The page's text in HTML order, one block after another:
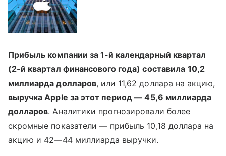
Прибыль компании за 1-й календарный квартал
(2-й квартал финансового года) составила 10,2
миллиарда долларов, или 11,62 доллара на акцию,
выручка Apple за этот период — 45,6 миллиарда
долларов. Аналитики прогнозировали более
скромные показатели — прибыль 10,18 доллара на
акцию и 42—44 миллиарда выручки.